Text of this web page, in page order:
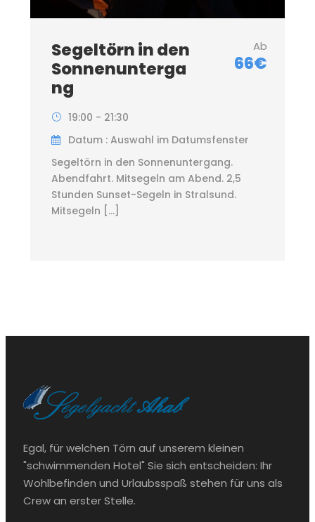
Segeltörn in den
Sonnenunterga
ng
Ab
66€
19:00 - 21:30
Datum : Auswahl im Datumsfenster
Segeltörn in den Sonnenuntergang.
Abendfahrt. Mitsegeln am Abend. 2,5
Stunden Sunset-Segeln in Stralsund.
Mitsegeln […]
Egal, für welchen Törn auf unserem kleinen
"schwimmenden Hotel" Sie sich entscheiden: Ihr
Wohlbefinden und Urlaubsspaß stehen für uns als
Crew an erster Stelle.